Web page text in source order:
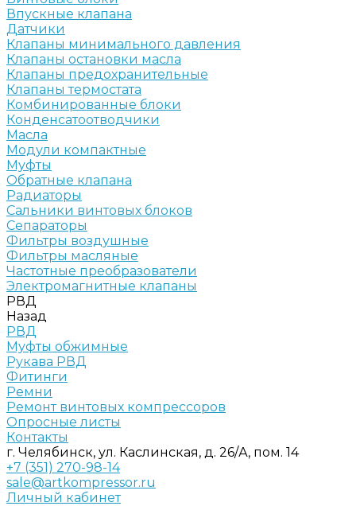
Впускные клапана
Датчики
Клапаны минимального давления
Клапаны остановки масла
Клапаны предохранительные
Клапаны термостата
Комбинированные блоки
Конденсатоотводчики
Масла
Модули компактные
Муфты
Обратные клапана
Радиаторы
Сальники винтовых блоков
Сепараторы
Фильтры воздушные
Фильтры масляные
Частотные преобразователи
Электромагнитные клапаны
РВД
Назад
РВД
Муфты обжимные
Рукава РВД
Фитинги
Ремни
Ремонт винтовых компрессоров
Опросные листы
Контакты
г. Челябинск, ул. Каслинская, д. 26/А, пом. 14
+7 (351) 270-98-14
sale@artkompressor.ru
Личный кабинет